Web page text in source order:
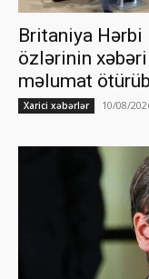
Britaniya Hərbi
özlərinin
məlumat ötürüb
Xarici xəbərlər 10/08/